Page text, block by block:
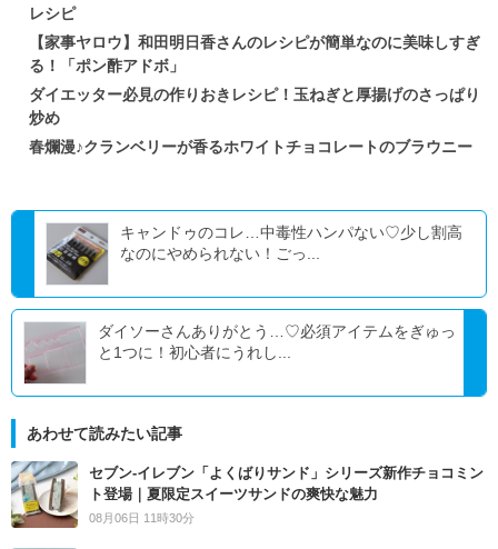
レシピ
【家事ヤロウ】和田明日香さんのレシピが簡単なのに美味しすぎ
る！「ポン酢アドボ」
ダイエッター必見の作りおきレシピ！玉ねぎと厚揚げのさっぱり
炒め
春爛漫♪クランベリーが香るホワイトチョコレートのブラウニー
キャンドゥのコレ…中毒性ハンパない♡少し割高
なのにやめられない！ごっ...
ダイソーさんありがとう…♡必須アイテムをぎゅっ
と1つに！初心者にうれし...
あわせて読みたい記事
セブン‐イレブン「よくばりサンド」シリーズ新作チョコミン
ト登場｜夏限定スイーツサンドの爽快な魅力
08月06日 11時30分